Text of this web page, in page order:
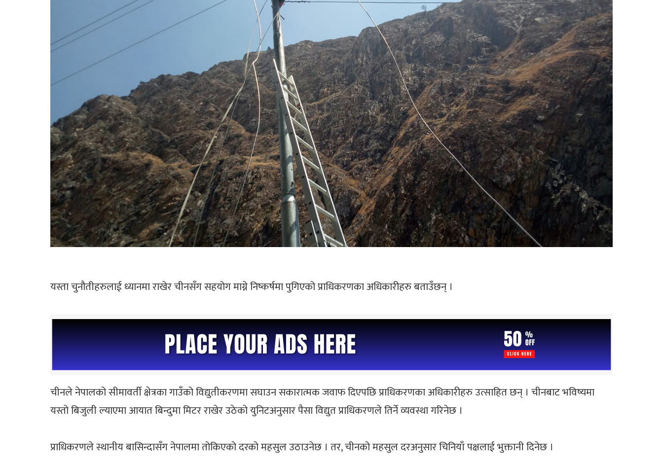
यस्ता चुनौतीहरुलाई ध्यानमा राखेर चीनसँग सहयोग माग्ने निष्कर्षमा पुगिएको प्राधिकरणका अधिकारीहरु बताउँछन् ।
चीनले नेपालको सीमावर्ती क्षेत्रका गाउँको विद्युतीकरणमा सघाउन सकारात्मक जवाफ दिएपछि प्राधिकरणका अधिकारीहरु उत्साहित छन् । चीनबाट भविष्यमा
यस्तो बिजुली ल्याएमा आयात बिन्दुमा मिटर राखेर उठेको युनिटअनुसार पैसा विद्युत प्राधिकरणले तिर्ने व्यवस्था गरिनेछ ।
प्राधिकरणले स्थानीय बासिन्दासँग नेपालमा तोकिएको दरको महसुल उठाउनेछ । तर, चीनको महसुल दरअनुसार चिनियाँ पक्षलाई भुक्तानी दिनेछ ।